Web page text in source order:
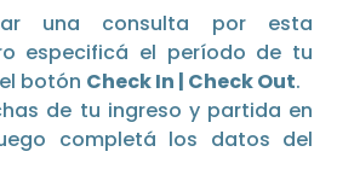
una consulta por esta
especificá el período de tu
botón Check In | Check Out.
de tu ingreso y partida en
completá los datos del